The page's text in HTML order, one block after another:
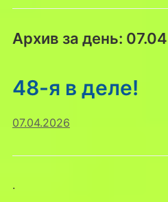
Архив за день:
48-я в деле!
07.04.2026
.